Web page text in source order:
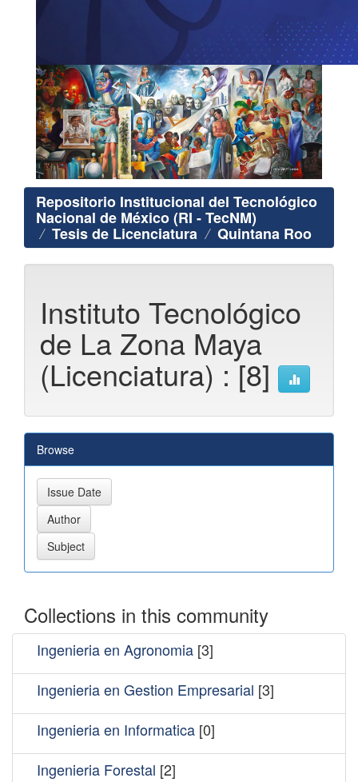
Repositorio Institucional del Tecnológico
Nacional de México (RI - TecNM)
Tesis de Licenciatura Quintana Roo
Instituto Tecnológico
de La Zona Maya
(Licenciatura) : [8]
Browse
Collections in this community
Ingenieria en Agronomia [3]
Ingenieria en Gestion Empresarial [3]
Ingenieria en Informatica [0]
Ingenieria Forestal [2]